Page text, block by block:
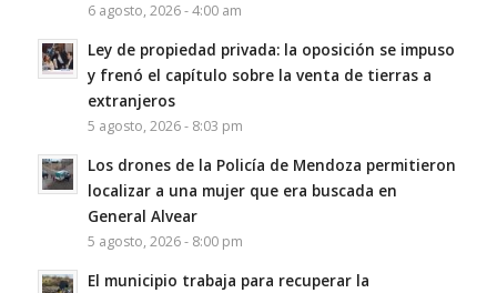
6 agosto, 2026 - 4:00 am
Ley de propiedad privada: la oposición se impuso
y frenó el capítulo sobre la venta de tierras a
extranjeros
5 agosto, 2026 - 8:03 pm
Los drones de la Policía de Mendoza permitieron
localizar a una mujer que era buscada en
General Alvear
5 agosto, 2026 - 8:00 pm
El municipio trabaja para recuperar la